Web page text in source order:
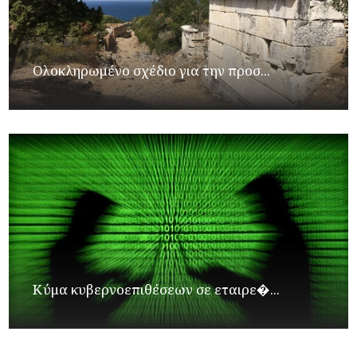
Ολοκληρωμένο σχέδιο για την προσ...
Κύμα κυβερνοεπιθέσεων σε εταιρε�...